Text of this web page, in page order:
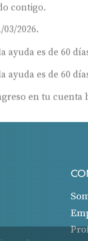
contigo.
2026.
es de 60
es de 60
en tu cuenta